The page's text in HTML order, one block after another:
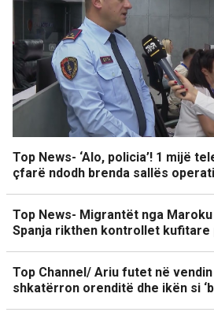
Top News- ‘Alo, policia’! 1 mijë
çfarë ndodh brenda sallës
Top News- Migrantët nga Maroku
Spanja rikthen kontrollet kufitare
Top Channel/ Ariu futet në
shkatërron orenditë dhe ikën si